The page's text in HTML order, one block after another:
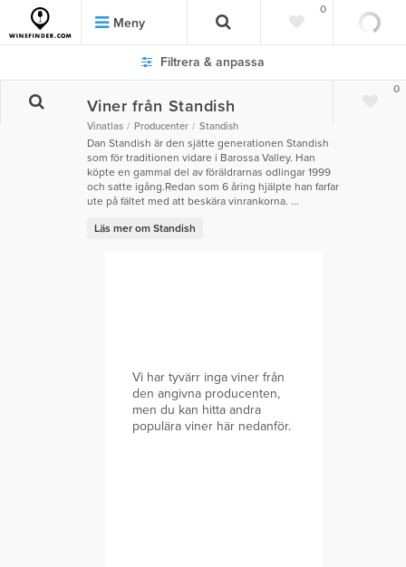
Meny
0
0
Filtrera & anpassa
Viner från Standish
Vinatlas Producenter Standish
Dan Standish är den sjätte generationen Standish
som för traditionen vidare i Barossa Valley. Han
köpte en gammal del av föräldrarnas odlingar 1999
och satte igång.Redan som 6 åring hjälpte han farfar
ute på fältet med att beskära vinrankorna. ...
Läs mer om Standish
Vi har tyvärr inga viner från
den angivna producenten,
men du kan hitta andra
populära viner här nedanför.